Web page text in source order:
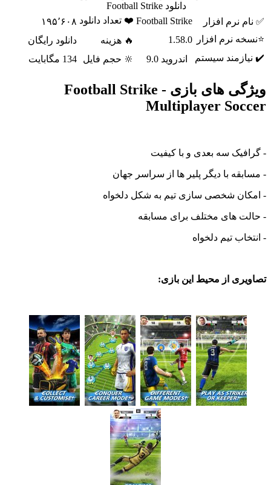
نرم افزار
Football Strike ❤️ تعداد دانلود ۱۹۵٬۶۰۸
نرم افزار
1.58.0 🔥 هزینه
دانلود رایگان
سیستم
اندروید 9.0 🔆 حجم فایل 134 مگابایت
های بازیFootball Strike -
Multiplayer
سه بعدی و با کیفیت
با دیگر پلیر ها از سراسر جهان
شخصی سازی تیم به شکل دلخواه
های مختلف برای مسابقه
تیم دلخواه
از محیط این بازی: